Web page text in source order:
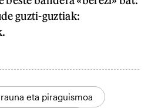
guzti-guztiak:
eta piraguismoa